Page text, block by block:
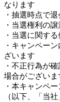
なります
・抽選時点で
・当選権利の
・当選に関す
・キャンペー
ざいます
・不正行為が
場合がございま
・本キャンペ
（以下、「当